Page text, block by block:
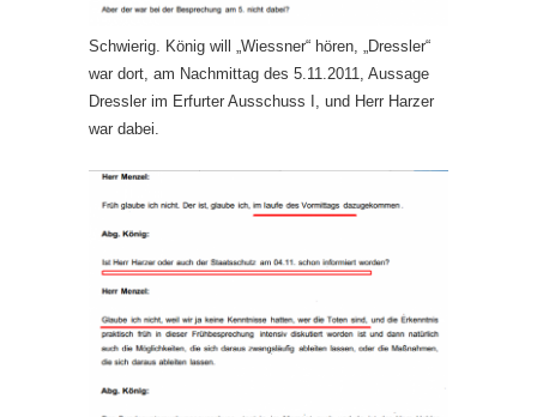
Schwierig. König will „Wiessner“ hören, „Dressler“
war dort, am Nachmittag des 5.11.2011, Aussage
Dressler im Erfurter Ausschuss I, und Herr Harzer
war dabei.